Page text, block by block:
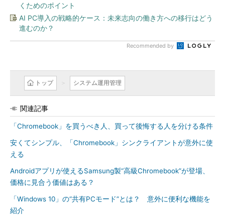
くためのポイント
AI PC導入の戦略的ケース：未来志向の働き方への移行はどう
進むのか？
Recommended by
トップ システム運用管理
関連記事
「Chromebook」を買うべき人、買って後悔する人を分ける条件
安くてシンプル、「Chromebook」シンクライアントが意外に使
える
Androidアプリが使えるSamsung製“高級Chromebook”が登場、
価格に見合う価値はある？
「Windows 10」の“共有PCモード”とは？ 意外に便利な機能を
紹介